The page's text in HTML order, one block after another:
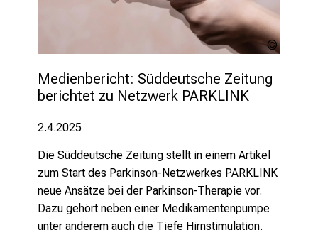
Medienbericht: Süddeutsche Zeitung
berichtet zu Netzwerk PARKLINK
2.4.2025
Die Süddeutsche Zeitung stellt in einem Artikel
zum Start des Parkinson-Netzwerkes PARKLINK
neue Ansätze bei der Parkinson-Therapie vor.
Dazu gehört neben einer Medikamentenpumpe
unter anderem auch die Tiefe Hirnstimulation.